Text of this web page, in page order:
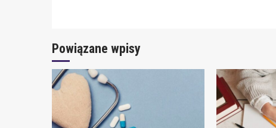
Powiązane wpisy